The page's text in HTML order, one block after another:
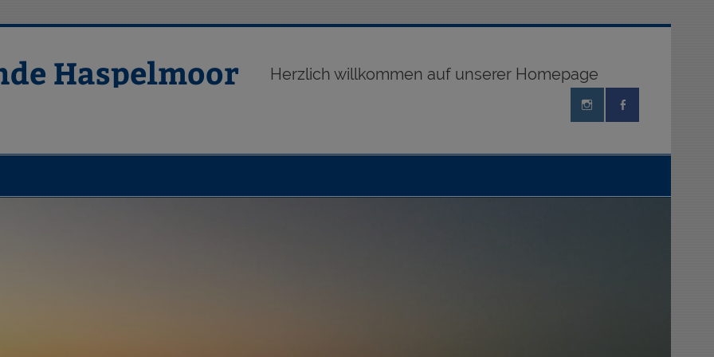
Haspelmoor Herzlich willkommen auf unserer Homepage